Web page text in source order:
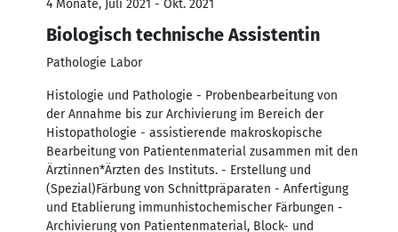
4 Monate, Juli 2021 - Okt. 2021
Biologisch technische Assistentin
Pathologie Labor
Histologie und Pathologie - Probenbearbeitung von
der Annahme bis zur Archivierung im Bereich der
Histopathologie - assistierende makroskopische
Bearbeitung von Patientenmaterial zusammen mit den
Ärztinnen*Ärzten des Instituts. - Erstellung und
(Spezial)Färbung von Schnittpräparaten - Anfertigung
und Etablierung immunhistochemischer Färbungen -
Archivierung von Patientenmaterial, Block- und